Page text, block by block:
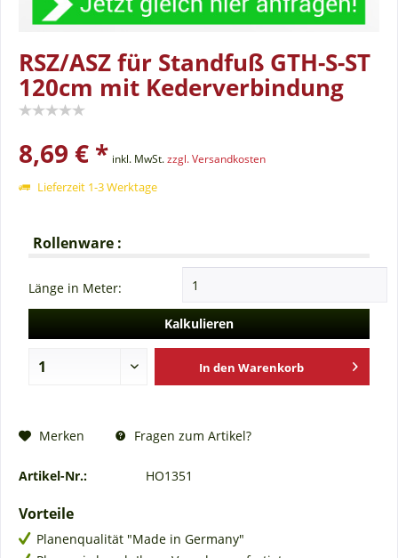
RSZ/ASZ für Standfuß GTH-S-ST
120cm mit Kederverbindung
8,69 € * inkl. MwSt.zzgl. Versandkosten
Lieferzeit 1-3 Werktage
Rollenware :
Länge in Meter:
Kalkulieren
In den Warenkorb
Merken Fragen zum Artikel?
Artikel-Nr.: HO1351
Vorteile
Planenqualität "Made in Germany"